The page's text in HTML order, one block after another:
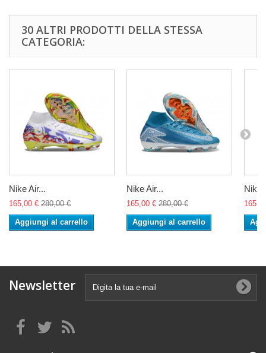
30 ALTRI PRODOTTI DELLA STESSA
CATEGORIA:
Nike Air...
165,00 € 280,00 €
Aggiungi al carrello
Nike Air...
165,00 € 280,00 €
Aggiungi al carrello
Nike
Newsletter